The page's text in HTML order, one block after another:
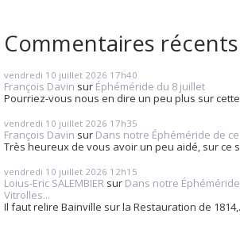
Commentaires récents
vendredi 10 juillet 2026 17h40
François Davin sur Éphéméride du 8 juillet
Pourriez-vous nous en dire un peu plus sur
vendredi 10 juillet 2026 17h35
François Davin sur Dans notre Éphéméride de
Très heureux de vous avoir un peu aidé, sur ce
vendredi 10 juillet 2026 12h15
Loius-Eric SALEMBIER sur Dans notre
Vitrolles...
Il faut relire Bainville sur la Restauration de